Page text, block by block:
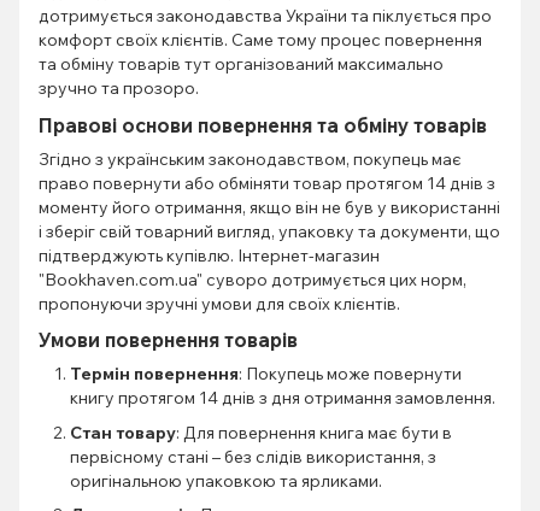
дотримується законодавства України та піклується про
комфорт своїх клієнтів. Саме тому процес повернення
та обміну товарів тут організований максимально
зручно та прозоро.
Правові основи повернення та обміну товарів
Згідно з українським законодавством, покупець має
право повернути або обміняти товар протягом 14 днів з
моменту його отримання, якщо він не був у використанні
і зберіг свій товарний вигляд, упаковку та документи, що
підтверджують купівлю. Інтернет-магазин
"Bookhaven.com.ua" суворо дотримується цих норм,
пропонуючи зручні умови для своїх клієнтів.
Умови повернення товарів
Термін повернення: Покупець може повернути
книгу протягом 14 днів з дня отримання замовлення.
Стан товару: Для повернення книга має бути в
первісному стані – без слідів використання, з
оригінальною упаковкою та ярликами.